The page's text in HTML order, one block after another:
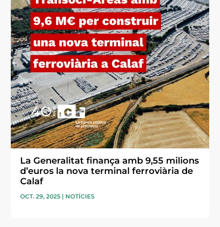
La Generalitat finança amb 9,55 milions
d’euros la nova terminal ferroviària de
Calaf
OCT. 29, 2025 | NOTÍCIES